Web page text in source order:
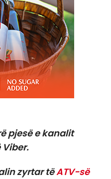
pjesë e kanalit
zyrtar tëATV-së